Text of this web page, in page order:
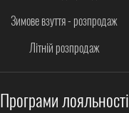
Зимове взуття - розпродаж
Літній розпродаж
Програми лояльності